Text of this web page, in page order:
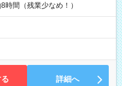
間（残業少なめ！）
詳細へ